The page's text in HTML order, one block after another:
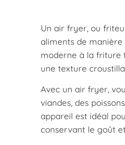
Un air fryer, ou
aliments de manière
moderne à la friture
une texture
Avec un air fryer,
viandes, des
appareil est idéal
conservant le goût